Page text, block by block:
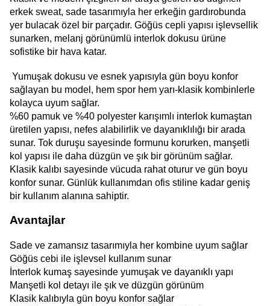
erkek sweat, sade tasarımıyla her erkeğin gardırobunda
yer bulacak özel bir parçadır. Göğüs cepli yapısı işlevsellik
sunarken, melanj görünümlü interlok dokusu ürüne
sofistike bir hava katar.
Yumuşak dokusu ve esnek yapısıyla gün boyu konfor
sağlayan bu model, hem spor hem yarı-klasik kombinlerle
kolayca uyum sağlar.
%60 pamuk ve %40 polyester karışımlı interlok kumaştan
üretilen yapısı, nefes alabilirlik ve dayanıklılığı bir arada
sunar. Tok duruşu sayesinde formunu korurken, manşetli
kol yapısı ile daha düzgün ve şık bir görünüm sağlar.
Klasik kalıbı sayesinde vücuda rahat oturur ve gün boyu
konfor sunar. Günlük kullanımdan ofis stiline kadar geniş
bir kullanım alanına sahiptir.
Avantajlar
Sade ve zamansız tasarımıyla her kombine uyum sağlar
Göğüs cebi ile işlevsel kullanım sunar
İnterlok kumaş sayesinde yumuşak ve dayanıklı yapı
Manşetli kol detayı ile şık ve düzgün görünüm
Klasik kalıbıyla gün boyu konfor sağlar